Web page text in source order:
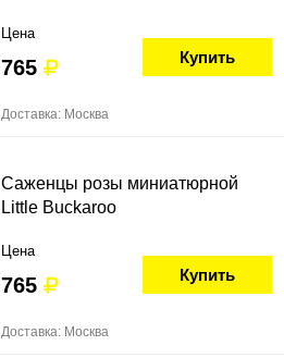
Цена
765 Купить
Доставка: Москва
Саженцы розы миниатюрной
Little Buckaroo
Цена
765 Купить
Доставка: Москва